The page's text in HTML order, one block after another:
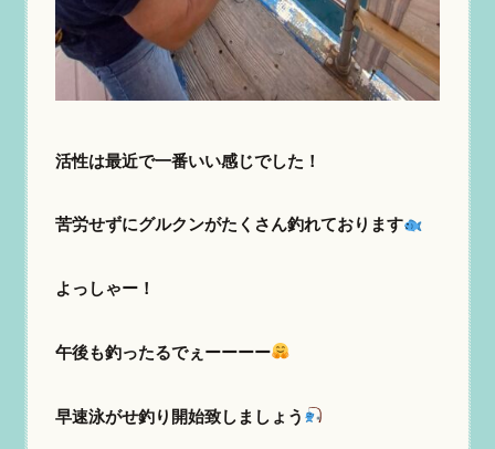
活性は最近で一番いい感じでした！
苦労せずにグルクンがたくさん釣れております
よっしゃー！
午後も釣ったるでぇーーーー
早速泳がせ釣り開始致しましょう